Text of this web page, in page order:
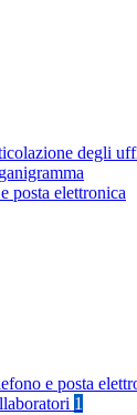
degli
posta elettronica
e posta
1